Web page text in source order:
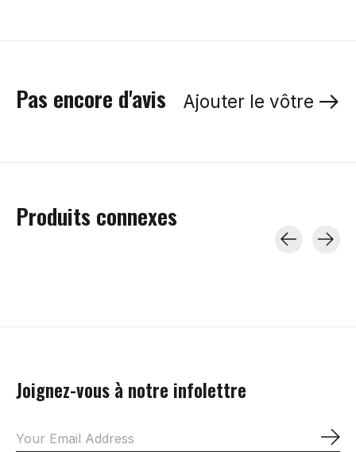
Pas encore d'avis Ajouter le vôtre
Produits connexes
Joignez-vous à notre infolettre